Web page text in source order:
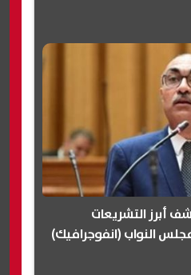
أبرز التشريعات
النواب (انفوجرافيك)